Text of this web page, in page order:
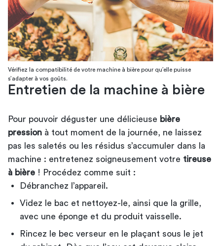
Vérifiez la compatibilité de votre machine à bière pour qu’elle puisse
s’adapter à vos goûts.
Entretien de la machine à bière
Pour pouvoir déguster une délicieuse bière
pression à tout moment de la journée, ne laissez
pas les saletés ou les résidus s’accumuler dans la
machine : entretenez soigneusement votre tireuse
à bière ! Procédez comme suit :
Débranchez l’appareil.
Videz le bac et nettoyez-le, ainsi que la grille,
avec une éponge et du produit vaisselle.
Rincez le bec verseur en le plaçant sous le jet